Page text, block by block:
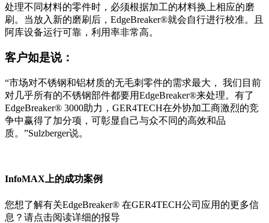
处理不同材料的零件时，必须根据加工的材料换上相应的磨
刷。当放入新的磨刷后，EdgeBreaker®就会自行进行校准。且
阿库设备运行可靠，利用率非常高。
客户如是说：
“市场对不锈钢和铝材质的无毛刺零件的需求最大， 我们目前
对几乎所有的不锈钢部件都要用EdgeBreaker®来处理。有了
EdgeBreaker® 3000助力，GER4TECH在外协加工商激烈的竞
争中赢得了加分项，可彰显自己与众不同的高效和品
质。”Sulzberger说。
InfoMAX上的成功案例
您想了解有关EdgeBreaker® 在GER4TECH公司应用的更多信
息？请点击阅读详细的报导